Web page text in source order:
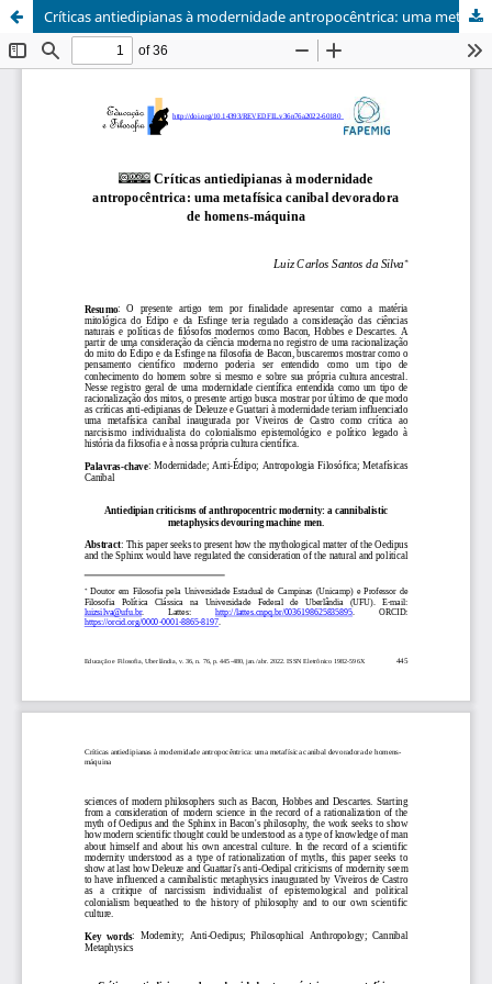
Críticas antiedipianas à modernidade antropocêntrica: uma metafísica canibal devoradora de homens-máquina